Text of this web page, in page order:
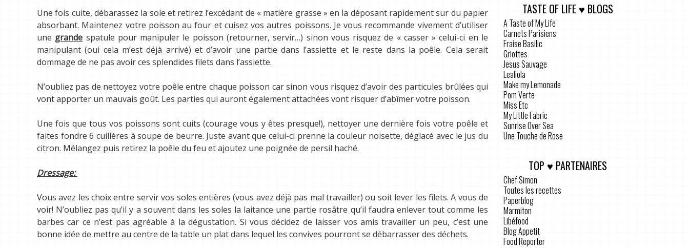
Une fois cuite, débarassez la sole et retirez l’excédant de « matière grasse » en la déposant rapidement sur du papier
absorbant. Maintenez votre poisson au four et cuisez vos autres poissons. Je vous recommande vivement d’utiliser
une grande spatule pour manipuler le poisson (retourner, servir…) sinon vous risquez de « casser » celui-ci en le
manipulant (oui cela m’est déjà arrivé) et d’avoir une partie dans l’assiette et le reste dans la poêle. Cela serait
dommage de ne pas avoir ces splendides filets dans l’assiette.
N’oubliez pas de nettoyez votre poêle entre chaque poisson car sinon vous risquez d’avoir des particules brûlées qui
vont apporter un mauvais goût. Les parties qui auront également attachées vont risquer d’abîmer votre poisson.
Une fois que tous vos poissons sont cuits (courage vous y êtes presque!), nettoyer une dernière fois votre poêle et
faites fondre 6 cuillères à soupe de beurre. Juste avant que celui-ci prenne la couleur noisette, déglacé avec le jus du
citron. Mélangez puis retirez la poêle du feu et ajoutez une poignée de persil haché.
Dressage:
Vous avez les choix entre servir vos soles entières (vous avez déjà pas mal travailler) ou soit lever les filets. A vous de
voir! N’oubliez pas qu’il y a souvent dans les soles la laitance une partie rosâtre qu’il faudra enlever tout comme les
barbes car ce n’est pas agréable à la dégustation. Si vous décidez de laisser vos amis travailler un peu, c’est une
bonne idée de mettre au centre de la table un plat dans lequel les convives pourront se débarrasser des déchets.
TASTE OF LIFE ♥ BLOGS
A Taste of My Life
Carnets Parisiens
Fraise Basilic
Griottes
Jesus Sauvage
Lealiola
Make my Lemonade
Pom Verte
Miss Etc
My Little Fabric
Sunrise Over Sea
Une Touche de Rose
TOP ♥ PARTENAIRES
Chef Simon
Toutes les recettes
Paperblog
Marmiton
Libéfood
Blog Appetit
Food Reporter